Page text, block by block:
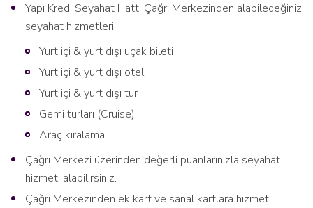
Yapı Kredi Seyahat Hattı Çağrı Merkezinden alabileceğiniz
seyahat hizmetleri:
Yurt içi & yurt dışı uçak bileti
Yurt içi & yurt dışı otel
Yurt içi & yurt dışı tur
Gemi turları (Cruise)
Araç kiralama
Çağrı Merkezi üzerinden değerli puanlarınızla seyahat
hizmeti alabilirsiniz.
Çağrı Merkezinden ek kart ve sanal kartlara hizmet